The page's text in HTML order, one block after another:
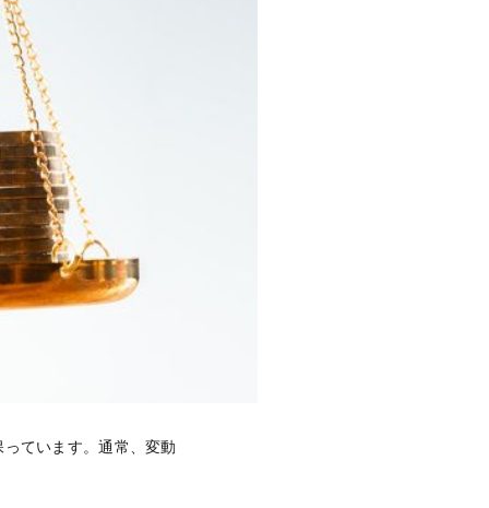
ています。通常、変動